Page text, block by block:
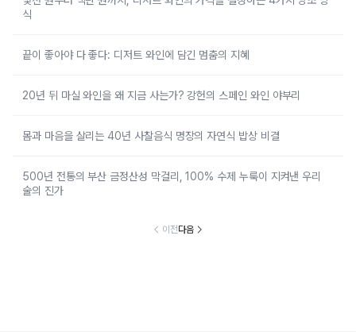
식
끝이 좋아야 다 좋다: 디저트 와인에 담긴 멈춤의 지혜
20년 뒤 마실 와인을 왜 지금 사는가? 강헌의 스페인 와인 야부리
몸과 마음을 살리는 40년 사찰음식 명장의 자연식 밥상 비결
500년 전통의 부산 금정산성 막걸리, 100% 수제 누룩이 지켜낸 우리
술의 진가
이전다음